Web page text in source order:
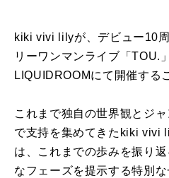
kiki vivi lilyが、デビュー10
リーワンマンライブ「TOU.
LIQUIDROOMにて開催する
これまで独自の世界観とジ
で支持を集めてきたkiki vivi
は、これまでの歩みを振り
なフェーズを提示する特別な